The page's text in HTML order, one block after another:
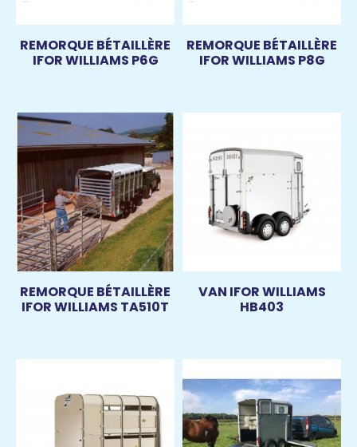
REMORQUE BÉTAILLÈRE
IFOR WILLIAMS P6G
REMORQUE BÉTAILLÈRE
IFOR WILLIAMS P8G
REMORQUE BÉTAILLÈRE
IFOR WILLIAMS TA510T
VAN IFOR WILLIAMS
HB403